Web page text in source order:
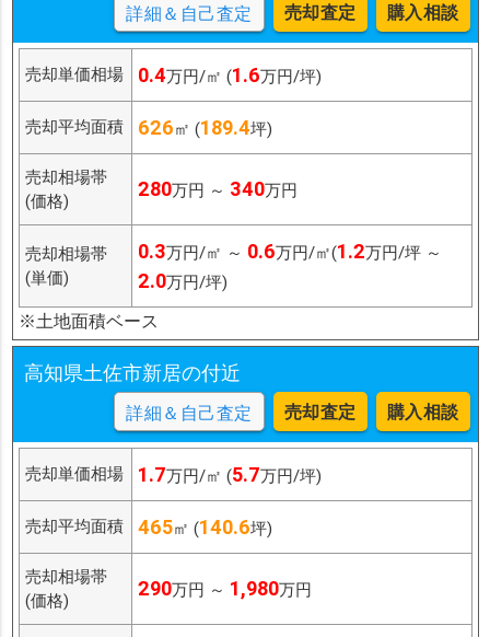
詳細＆自己査定 売却査定 購入相談
売却単価相場 0.4万円/㎡ (1.6万円/坪)
売却平均面積 626㎡ (189.4坪)
売却相場帯
(価格)
280万円 ～ 340万円
売却相場帯
(単価)
0.3万円/㎡ ～ 0.6万円/㎡(1.2万円/坪 ～
2.0万円/坪)
※土地面積ベース
高知県土佐市新居の付近
詳細＆自己査定 売却査定 購入相談
売却単価相場 1.7万円/㎡ (5.7万円/坪)
売却平均面積 465㎡ (140.6坪)
売却相場帯
(価格)
290万円 ～ 1,980万円